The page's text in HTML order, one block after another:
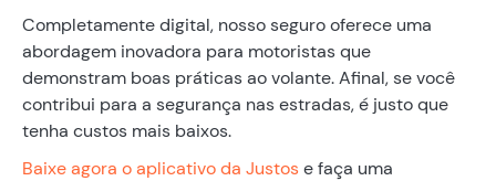
Completamente digital, nosso seguro oferece uma
abordagem inovadora para motoristas que
demonstram boas práticas ao volante. Afinal, se você
contribui para a segurança nas estradas, é justo que
tenha custos mais baixos.
Baixe agora o aplicativo da Justose faça uma